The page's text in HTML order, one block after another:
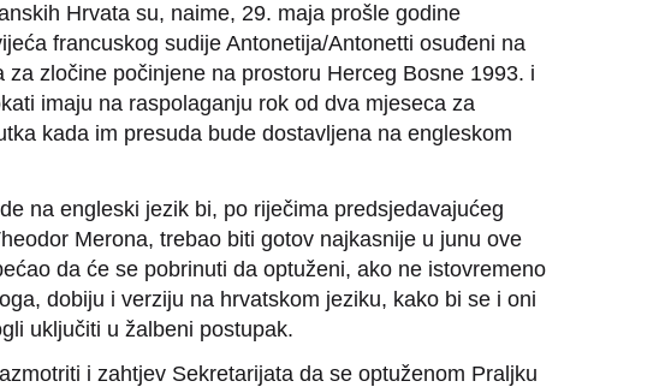
Hrvata su, naime, 29. maja prošle godine
francuskog sudije Antonetija/Antonetti osuđeni na
za zločine počinjene na prostoru Herceg Bosne 1993. i
imaju na raspolaganju rok od dva mjeseca za
kada im presuda bude dostavljena na engleskom
na engleski jezik bi, po riječima predsjedavajućeg
Merona, trebao biti gotov najkasnije u junu ove
da će se pobrinuti da optuženi, ako ne istovremeno
dobiju i verziju na hrvatskom jeziku, kako bi se i oni
uključiti u žalbeni postupak.
i zahtjev Sekretarijata da se optuženom Praljku